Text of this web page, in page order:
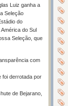
Luiz ganha a
Seleção
do
do Sul
Seleção, que
com
foi derrotada por
de Bejarano,